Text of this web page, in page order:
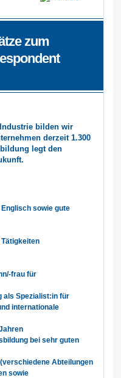
zum
bilden wir
derzeit 1.300
legt den
sowie gute
frau für
als Spezialist:in für
internationale
bei sehr guten
Abteilungen
sowie